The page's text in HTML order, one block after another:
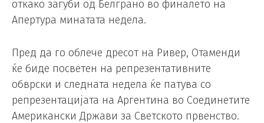
откако загуби од Белграно во финалето на
Апертура минатата недела.
Пред да го облече дресот на Ривер, Отаменди
ќе биде посветен на репрезентативните
обврски и следната недела ќе патува со
репрезентацијата на Аргентина во Соединетите
Американски Држави за Светското првенство.